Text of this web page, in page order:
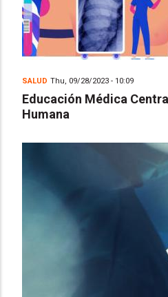
SALUD Thu, 09/28/2023 - 10:09
Educación Médica
Humana